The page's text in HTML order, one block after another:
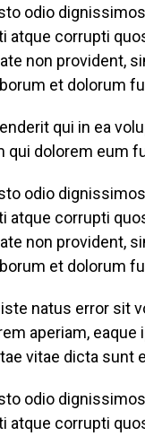
odio
atque corrupti
non provident,
et dolorum
qui in ea
dolorem eum
odio
atque corrupti
non provident,
et dolorum
natus error sit
aperiam, eaque
vitae dicta sunt
odio
atque corrupti